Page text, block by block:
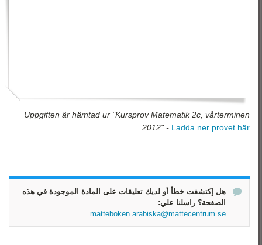
Uppgiften är hämtad ur "Kursprov Matematik 2c, vårterminen
2012" - Ladda ner provet här
هل إكتشفت خطأ أو لديك تعليقات على المادة الموجودة في هذه
الصفحة؟ راسلنا علي:
matteboken.arabiska@mattecentrum.se